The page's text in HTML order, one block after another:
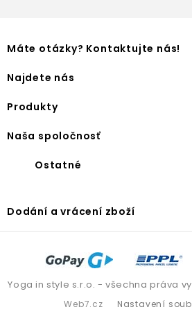
Máte otázky? Kontaktujte nás!
Najdete nás
Produkty
Naša spoločnosť
Ostatné
Dodání a vrácení zboží
Yoga in style s.r.o. - všechna práva
Web7.cz Nastavení